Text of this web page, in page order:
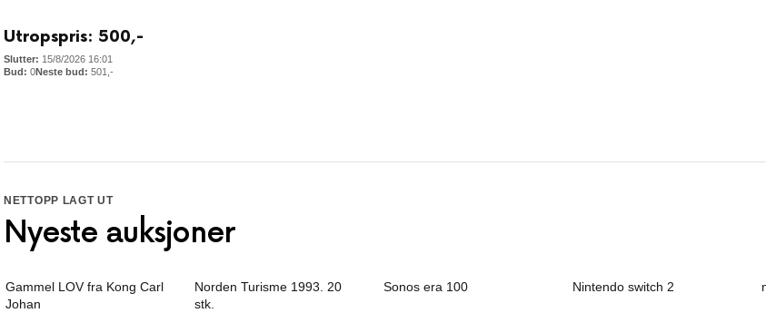
Utropspris: 500,-
15/8/2026 16:01
0
501 ,-
NETTOPP LAGT UT
Nyeste auksjoner
Gammel LOV fra Kong Carl
Johan
Norden Turisme 1993. 20
stk.
Sonos era 100 Nintendo switch 2